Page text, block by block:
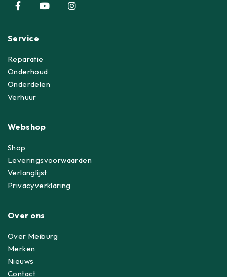
Service
Reparatie
Onderhoud
Onderdelen
Verhuur
Webshop
Shop
Leveringsvoorwaarden
Verlanglijst
Privacyverklaring
Over ons
Over Meiburg
Merken
Nieuws
Contact